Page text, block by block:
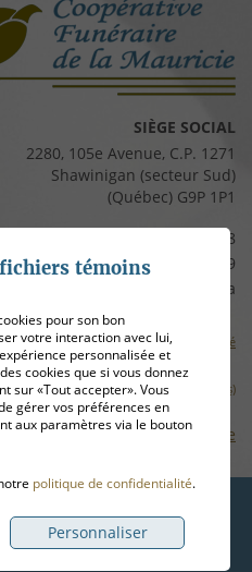
SIÈGE SOCIAL
2280, 105e Avenue, C.P. 1271
Shawinigan (secteur Sud)
(Québec) G9P 1P1
819 537-8828
Télécopieur :819 537-8829
clients@cfmauricie.ca
et politique de confidentialité
Gérer mes témoins (cookies)
Plan de site
témoins
pour son bon
votre interaction avec lui,
personnalisée et
cookies que si vous donnez
sur «Tout accepter». Vous
gérer vos préférences en
aux paramètres via le bouton
politique de confidentialité.
Personnaliser